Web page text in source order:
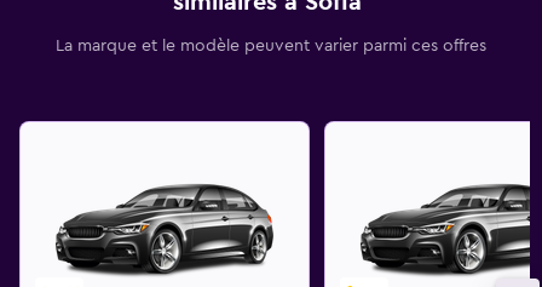
La marque et le modèle peuvent varier parmi ces offres